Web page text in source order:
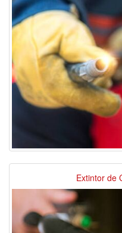
Extintor de